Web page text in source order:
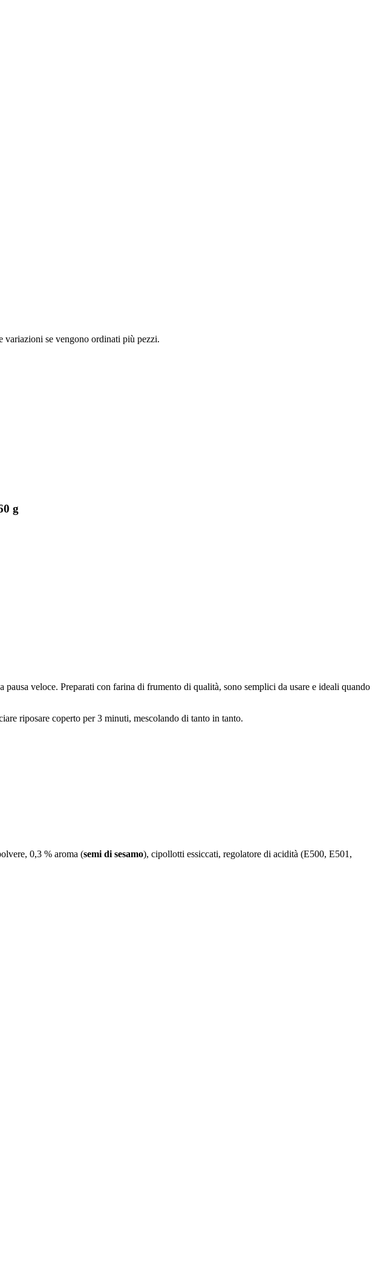
variazioni se vengono ordinati più pezzi.
g
veloce. Preparati con farina di frumento di qualità, sono semplici da usare e ideali quando
riposare coperto per 3 minuti, mescolando di tanto in tanto.
0,3 % aroma (semi di sesamo), cipollotti essiccati, regolatore di acidità (E500, E501,